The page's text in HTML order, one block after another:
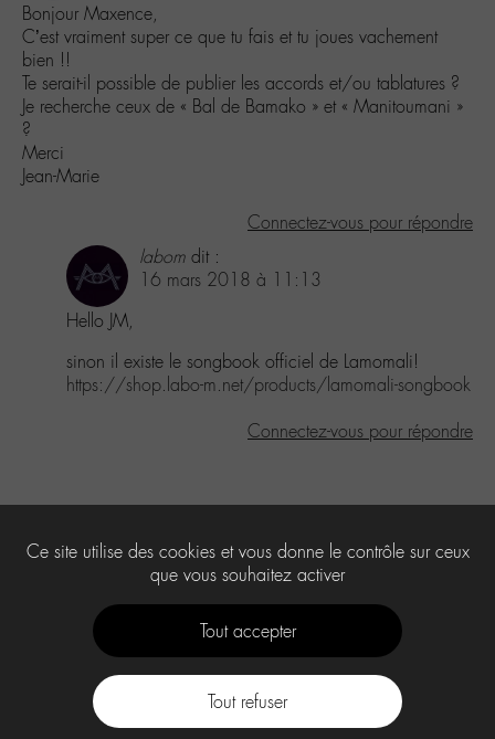
Bonjour Maxence,
C’est vraiment super ce que tu fais et tu joues vachement
bien !!
Te serait-il possible de publier les accords et/ou tablatures ?
Je recherche ceux de « Bal de Bamako » et « Manitoumani »
?
Merci
Jean-Marie
Connectez-vous pour répondre
labom dit :
16 mars 2018 à 11:13
Hello JM,
sinon il existe le songbook officiel de Lamomali!
https://shop.labo-m.net/products/lamomali-songbook
Connectez-vous pour répondre
Vous devezêtre connectépour publier un commentaire.
Contact À propos Press Kit -M- CGU
Ce site utilise des cookies et vous donne le contrôle sur ceux
que vous souhaitez activer
Tout accepter
Tout refuser